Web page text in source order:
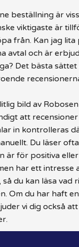
beställning är
viktigaste är
från. Kan jag lita
avtal och är
Det bästa
bild av
att recensioner
in kontrolleras
Du läser
är för positiva
har ett intresse
du kan läsa vad
Om du har haft
vi dig också